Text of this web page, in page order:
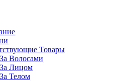
Товары
Волосами
Лицом
Телом